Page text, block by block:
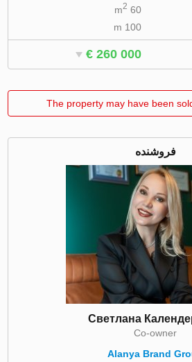
60 m
2
100 m
€ 260 000
The property may have been
فروشنده
Светлана
Co-owner
Alanya Brand